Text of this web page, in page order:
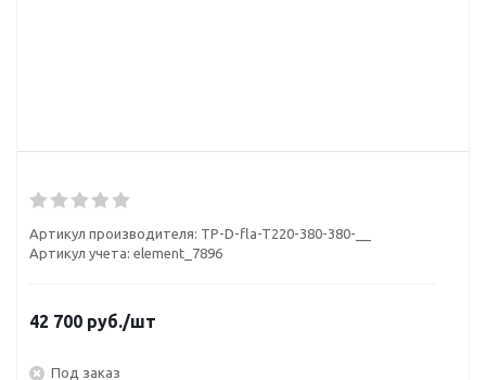
Артикул производителя: TP-D-fla-T220-380-380-__
Артикул учета: element_7896
42 700 руб./шт
Под заказ